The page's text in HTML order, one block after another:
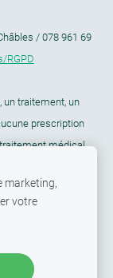
/ 078 961 69
RGPD
un traitement, un
prescription
médical.
Facebook, Inc. ni
endossé
marketing,
votre